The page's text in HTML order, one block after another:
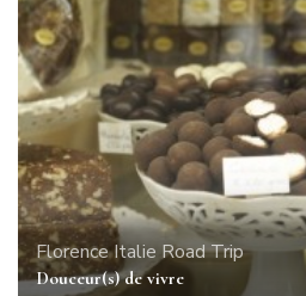
Florence Italie Road Trip
Douceur(s) de vivre